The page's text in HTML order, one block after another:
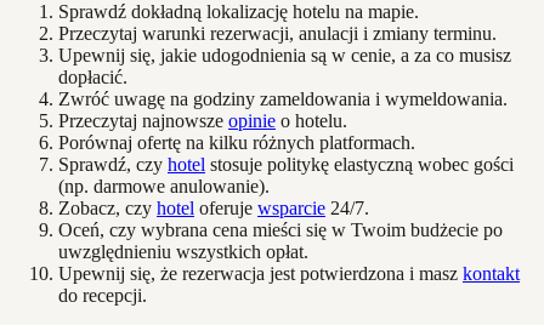
Sprawdź dokładną lokalizację hotelu na mapie.
Przeczytaj warunki rezerwacji, anulacji i zmiany terminu.
Upewnij się, jakie udogodnienia są w cenie, a za co musisz
dopłacić.
Zwróć uwagę na godziny zameldowania i wymeldowania.
Przeczytaj najnowsze opinie o hotelu.
Porównaj ofertę na kilku różnych platformach.
Sprawdź, czy hotel stosuje politykę elastyczną wobec gości
(np. darmowe anulowanie).
Zobacz, czy hotel oferuje wsparcie 24/7.
Oceń, czy wybrana cena mieści się w Twoim budżecie po
uwzględnieniu wszystkich opłat.
Upewnij się, że rezerwacja jest potwierdzona i masz kontakt
do recepcji.